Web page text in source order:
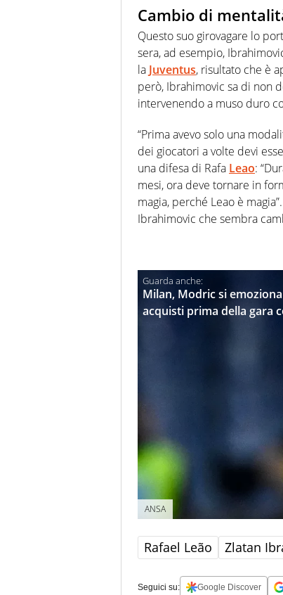
Cambio di
Questo suo girovagare lo
sera, ad esempio,
la Juventus, risultato che è
però, Ibrahimovic sa di non
intervenendo a muso duro
“Prima avevo solo una
dei giocatori a volte devi
una difesa di Rafa Leao:
mesi, ora deve tornare in
magia, perché Leao è
Ibrahimovic che sembra
Milan, Modric si
acquisti prima della gara
ANSA
Rafael Leão Zlatan
Seguici su: Google Discover